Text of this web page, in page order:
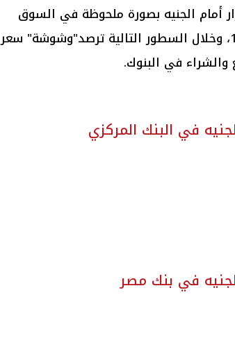
أمام الجنيه بصورة ملحوظة في السوق
الرسمية اليوم الجمعة 10/10/2025، وخلال السطور التالية ترصد"وشوشة" سعر
والشراء في البنوك.
في البنك المركزي
في بنك مصر